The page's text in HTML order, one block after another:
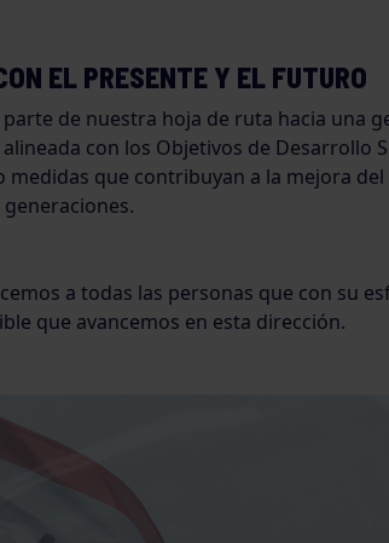
EL PRESENTE Y EL FUTURO
parte de nuestra hoja de ruta hacia una
con los Objetivos de Desarrollo
medidas que contribuyan a la mejora
a todas las personas que con su
que avancemos en esta dirección.